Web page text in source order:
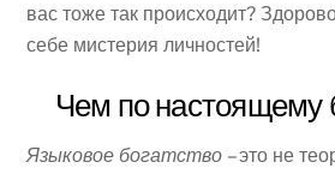
вас тоже так происходит?
себе мистерия личностей!
Чем по настоящему
Языковое богатство – это не